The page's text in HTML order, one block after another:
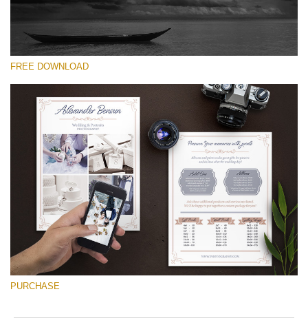
Выберите Вариант
Free Font #37
Wedding Photography Templates
Скачать Бесплатно
FREE DOWNLOAD
PURCHASE